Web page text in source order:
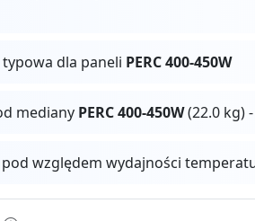
dla paneli PERC 400-450W
mediany PERC 400-450W(22.0 kg)
względem wydajności